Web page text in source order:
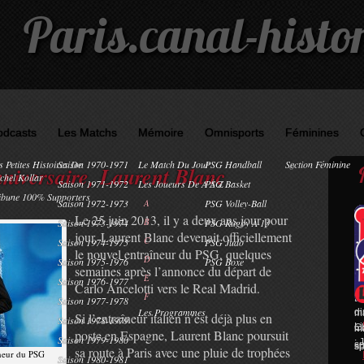
Paris.canal-
Petites Histoires De
Kollar
100% Supporters
Les Matchs
Saison 1970-1971
Saison 1971-1972
Saison 1972-1973
Saison 1973-1974
Saison 1974-1975
Saison 1975-1976
Saison 1976-1977
Saison 1977-1978
Saison 1978-1979
Saison 1979-1980
Saison 1980-1981
Mémoire
Le Match Du Jour
Les Joueurs De A À Z
A
B
C
D
E
F
Les Programmes
Omnisports
PSG Handball
PSG Basket
PSG Volley-Ball
PSG Rugby À 13
PSG Judo
PSG Boxe
Féminines
Section Féminine
0
Laurent Blanc
du PSG
Le 25 juin 2013, il y a deux ans jour pour
jour, Laurent Blanc devenait officiellement
le nouvel entraîneur du PSG, quelques
semaines après l’annonce du départ de
Carlo Ancelotti vers le Real Madrid.
Si l’entraîneur italien n’est déjà plus en
poste en Espagne, Laurent Blanc poursuit
sa route à Paris avec une pluie de trophées
: